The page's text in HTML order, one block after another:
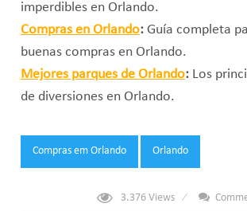
imperdibles en Orlando.
Compras en Orlando:Guía completa
buenas compras en Orlando.
Mejores parques de Orlando:Los
de diversiones en Orlando.
Tags:
Compras em Orlando Orlando
3.376 Views